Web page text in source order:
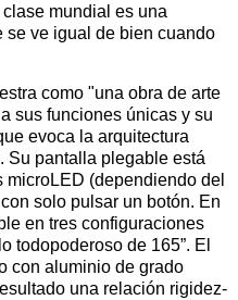
mundial es una
se ve igual de bien cuando
como "una obra de arte
sus funciones únicas y su
evoca la arquitectura
Su pantalla plegable está
(dependiendo del
solo pulsar un botón. En
en tres configuraciones
todopoderoso de 165”. El
con aluminio de grado
una relación rigidez-